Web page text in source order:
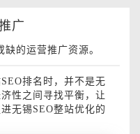
广
的运营推广资源。
排名时，并不是无
性之间寻找平衡，让
无锡SEO整站优化的